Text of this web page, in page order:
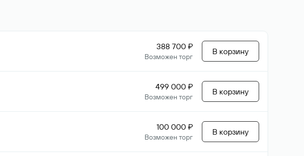
388 700 ₽
Возможен торг
В корзину
499 000 ₽
Возможен торг
В корзину
100 000 ₽
Возможен торг
В корзину